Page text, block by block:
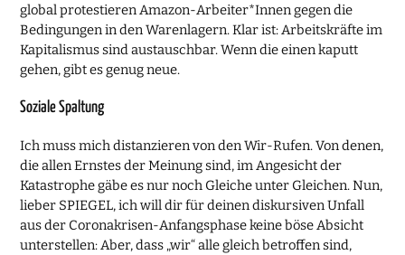
global protestieren Amazon-Arbeiter*Innen gegen die
Bedingungen in den Warenlagern. Klar ist: Arbeitskräfte im
Kapitalismus sind austauschbar. Wenn die einen kaputt
gehen, gibt es genug neue.
Soziale Spaltung
Ich muss mich distanzieren von den Wir-Rufen. Von denen,
die allen Ernstes der Meinung sind, im Angesicht der
Katastrophe gäbe es nur noch Gleiche unter Gleichen. Nun,
lieber SPIEGEL, ich will dir für deinen diskursiven Unfall
aus der Coronakrisen-Anfangsphase keine böse Absicht
unterstellen: Aber, dass „wir“ alle gleich betroffen sind,